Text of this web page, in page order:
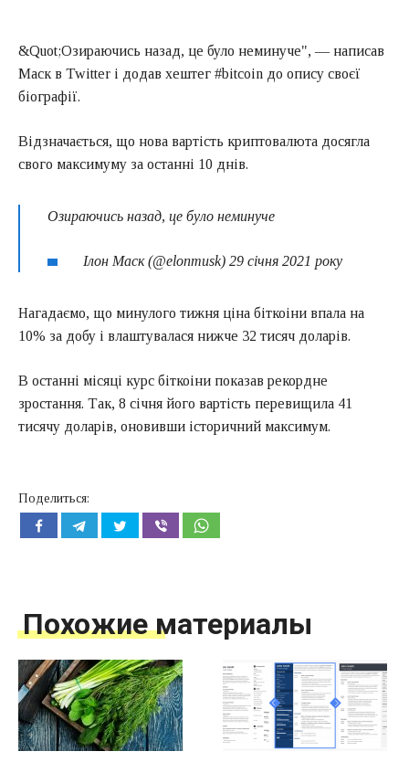
&Quot;Озираючись назад, це було неминуче", — написав
Маск в Twitter і додав хештег #bitcoin до опису своєї
біографії.
Відзначається, що нова вартість криптовалюта досягла
свого максимуму за останні 10 днів.
Озираючись назад, це було неминуче
Ілон Маск (@elonmusk) 29 січня 2021 року
Нагадаємо, що минулого тижня ціна біткоіни впала на
10% за добу і влаштувалася нижче 32 тисяч доларів.
В останні місяці курс біткоіни показав рекордне
зростання. Так, 8 січня його вартість перевищила 41
тисячу доларів, оновивши історичний максимум.
Поделиться:
Похожие материалы